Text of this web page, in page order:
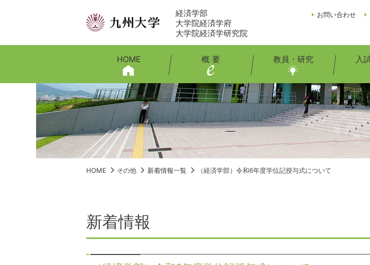
経済学部
大学院経済学府
大学院経済学研究院
お問い合わせ
HOME 概 要 教員・研究 入
HOME その他 新着情報一覧 （経済学部）令和6年度学位記授与式について
新着情報